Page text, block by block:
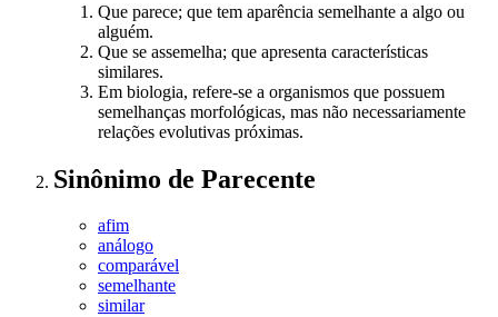
Que parece; que tem aparência semelhante a algo ou
alguém.
Que se assemelha; que apresenta características
similares.
Em biologia, refere-se a organismos que possuem
semelhanças morfológicas, mas não necessariamente
relações evolutivas próximas.
Sinônimo de Parecente
afim
análogo
comparável
semelhante
similar